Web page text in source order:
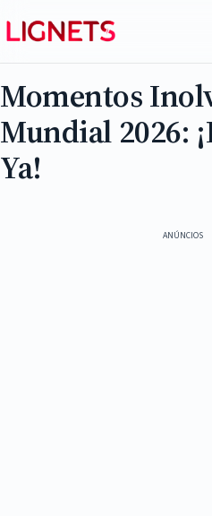
Momentos
Mundial 2026:
Ya!
ANÚNCIOS